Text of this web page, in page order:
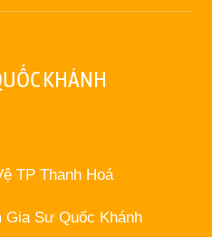
KHÁNH
TP Thanh Hoá
Gia Sư Quốc Khánh